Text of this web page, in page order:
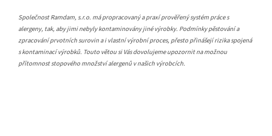
Společnost Ramdam, s.r.o. má propracovaný a praxí prověřený systém práce s
alergeny, tak, aby jimi nebyly kontaminovány jiné výrobky. Podmínky pěstování a
zpracování prvotních surovin a i vlastní výrobní proces, přesto přinášejí rizika spojená
s kontaminací výrobků. Touto větou si Vás dovolujeme upozornit na možnou
přítomnost stopového množství alergenů v našich výrobcích.